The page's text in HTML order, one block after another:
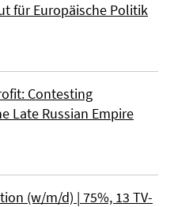
für Europäische Politik
Contesting
Late Russian Empire
(w/m/d) | 75%, 13 TV-